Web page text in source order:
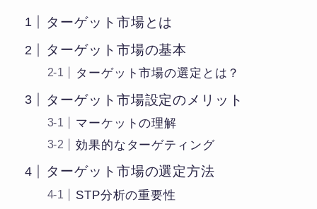
ターゲット市場とは
ターゲット市場の基本
ターゲット市場の選定とは？
ターゲット市場設定のメリット
マーケットの理解
効果的なターゲティング
ターゲット市場の選定方法
STP分析の重要性